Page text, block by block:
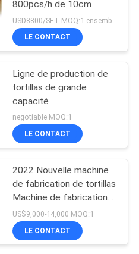
800pcs/h de 10cm
LE CONTACT
Ligne de production de
tortillas de grande
capacité
negotiable MOQ:1
LE CONTACT
2022 Nouvelle machine
de fabrication de tortillas
Machine de fabrication
de tortillas automatique
BP-650
US$9,000-14,000 MOQ:1
LE CONTACT